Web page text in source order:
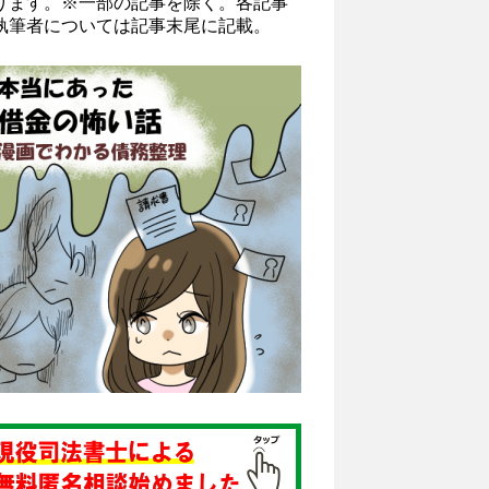
筆者については記事末尾に記載。